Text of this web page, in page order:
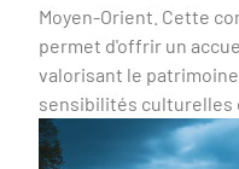
Moyen-Orient. Cette
permet d'offrir un
valorisant le
sensibilités culturelles